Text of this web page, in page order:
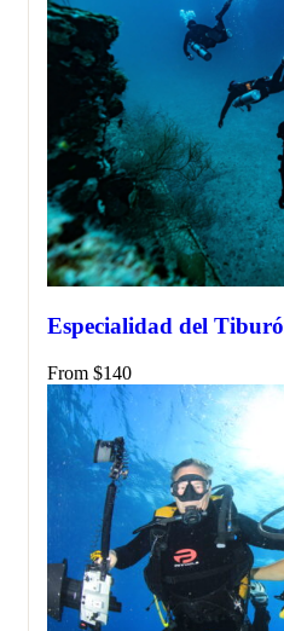
Especialidad del
From $140